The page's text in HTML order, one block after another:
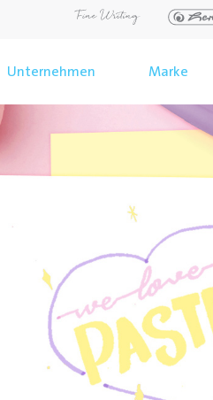
Unternehmen Marke